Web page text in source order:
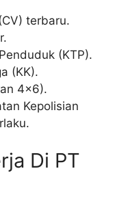
terbaru.
(KTP).
(KK).
4×6).
Kepolisian
Di PT